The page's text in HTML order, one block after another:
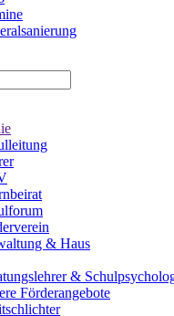
& Haus
&
Förderangebote